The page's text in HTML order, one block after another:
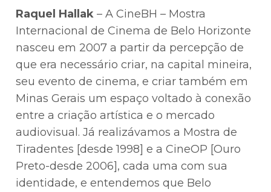
Raquel Hallak – A CineBH – Mostra
Internacional de Cinema de Belo Horizonte
nasceu em 2007 a partir da percepção de
que era necessário criar, na capital mineira,
seu evento de cinema, e criar também em
Minas Gerais um espaço voltado à conexão
entre a criação artística e o mercado
audiovisual. Já realizávamos a Mostra de
Tiradentes [desde 1998] e a CineOP [Ouro
Preto-desde 2006], cada uma com sua
identidade, e entendemos que Belo